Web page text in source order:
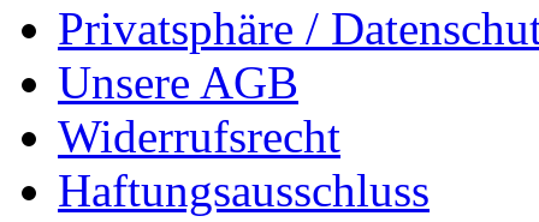
Privatsphäre /
Unsere AGB
Widerrufsrecht
Haftungsausschluss